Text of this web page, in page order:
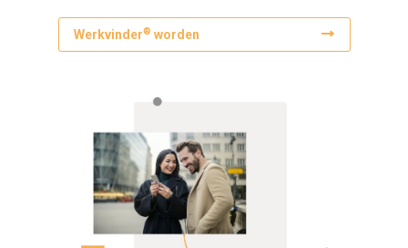
Werkvinder® worden